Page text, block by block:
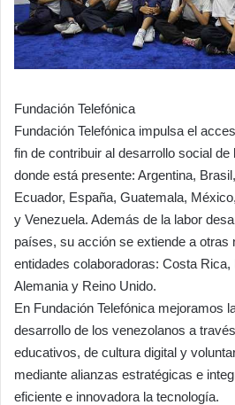
Fundación Telefónica
Fundación Telefónica impulsa el
fin de contribuir al desarrollo social
donde está presente: Argentina,
Ecuador, España, Guatemala,
y Venezuela. Además de la labor
países, su acción se extiende a otras
entidades colaboradoras: Costa Rica,
Alemania y Reino Unido.
En Fundación Telefónica mejoramos
desarrollo de los venezolanos a
educativos, de cultura digital y
mediante alianzas estratégicas e
eficiente e innovadora la tecnología.